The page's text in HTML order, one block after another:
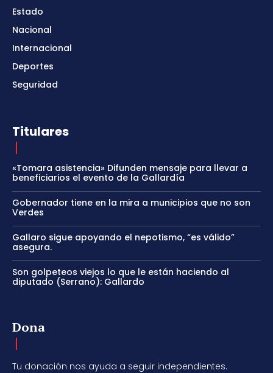
Estado
Nacional
Internacional
Deportes
Seguridad
Titulares
«Tomara asistencia» Difunden mensaje para llevar a
beneficiarios el evento de la Gallardía
Gobernador tiene en la mira a municipios que no son
Verdes
Gallaro sigue apoyando el nepotismo, “es válido”
asegura.
Son golpeteos viejos lo que le están haciendo al
diputado (Serrano): Gallardo
Dona
Tu donación nos ayuda a seguir independientes.